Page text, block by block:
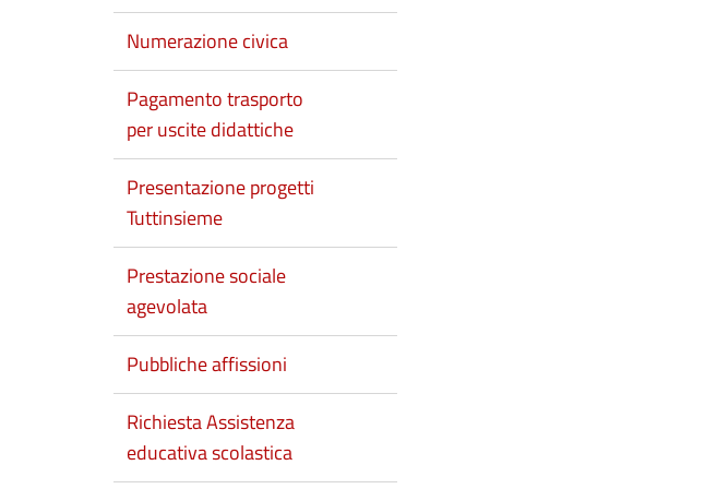
Numerazione civica
Pagamento trasporto
per uscite didattiche
Presentazione progetti
Tuttinsieme
Prestazione sociale
agevolata
Pubbliche affissioni
Richiesta Assistenza
educativa scolastica